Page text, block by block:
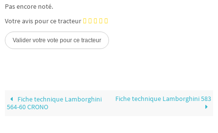
Pas encore noté.
Votre avis pour ce tracteur
Fiche technique Lamborghini
564-60 CRONO
Fiche technique Lamborghini 583